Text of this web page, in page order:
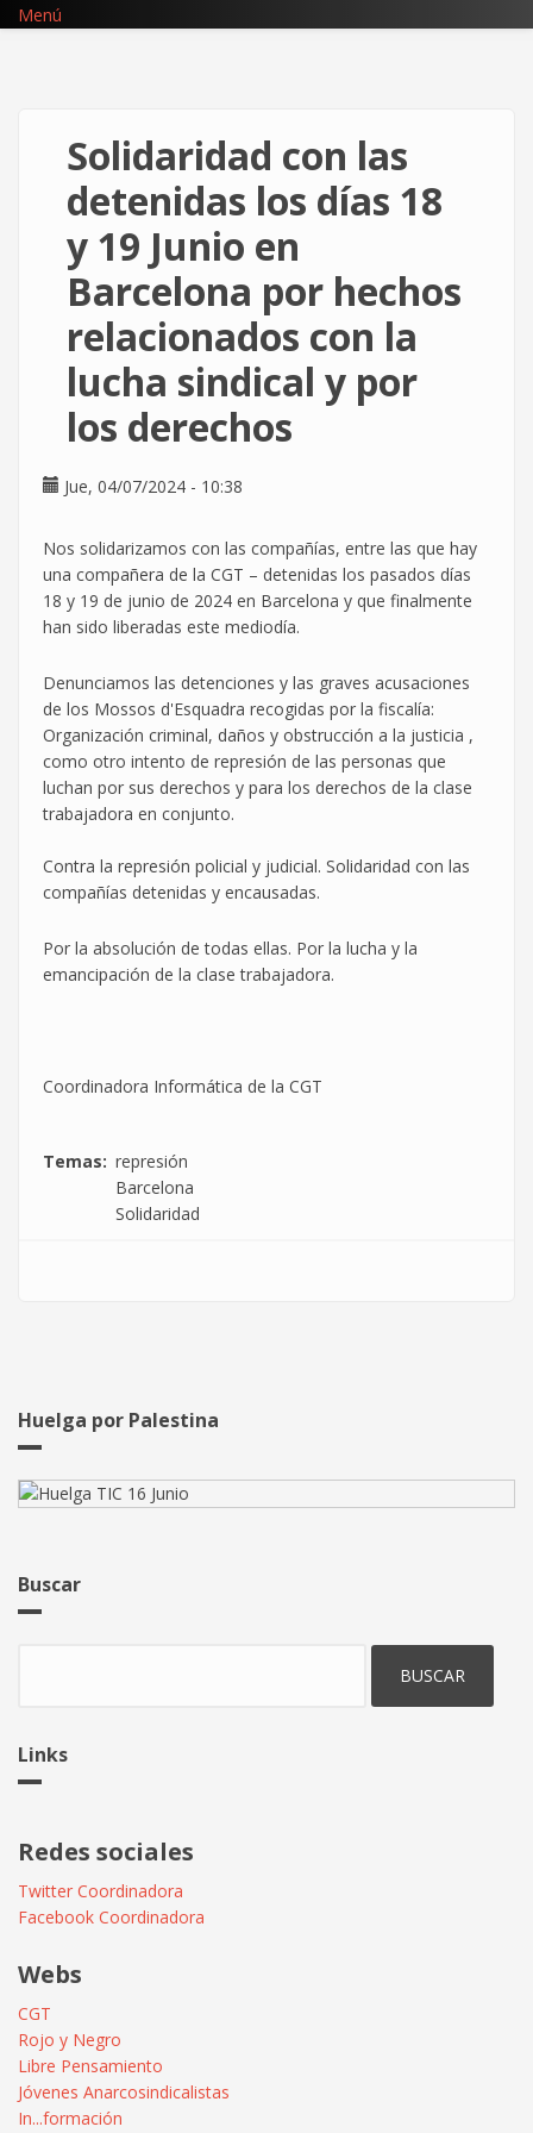
Pasar
Menú
Solidaridad con las
detenidas los días 18
y 19 Junio en
Barcelona por hechos
relacionados con la
lucha sindical y por
los derechos
Jue, 04/07/2024 - 10:38
Nos solidarizamos con las compañías, entre las que hay
una compañera de la CGT – detenidas los pasados días
18 y 19 de junio de 2024 en Barcelona y que finalmente
han sido liberadas este mediodía.
Denunciamos las detenciones y las graves acusaciones
de los Mossos d'Esquadra recogidas por la fiscalía:
Organización criminal, daños y obstrucción a la justicia ,
como otro intento de represión de las personas que
luchan por sus derechos y para los derechos de la clase
trabajadora en conjunto.
Contra la represión policial y judicial. Solidaridad con las
compañías detenidas y encausadas.
Por la absolución de todas ellas. Por la lucha y la
emancipación de la clase trabajadora.
Coordinadora Informática de la CGT
Temas
represión
Barcelona
Solidaridad
Huelga por Palestina
Buscar
Links
Redes sociales
Twitter Coordinadora
Facebook Coordinadora
Webs
CGT
Rojo y Negro
Libre Pensamiento
Jóvenes Anarcosindicalistas
In...formación